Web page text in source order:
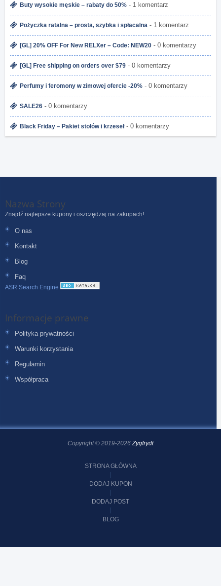
Buty wysokie męskie – rabaty do 50% - 1 komentarz
Pożyczka ratalna – prosta, szybka i spłacalna - 1 komentarz
[GL] 20% OFF For New RELXer – Code: NEW20 - 0 komentarzy
[GL] Free shipping on orders over $79 - 0 komentarzy
Perfumy i feromony w zimowej ofercie -20% - 0 komentarzy
SALE26 - 0 komentarzy
Black Friday – Pakiet stołów i krzeseł- 0 komentarzy
Nazwa Strony
Znajdź najlepsze kupony i oszczędzaj na zakupach!
O nas
Kontakt
Blog
Faq
ASR Search Engine
Informacje prawne
Polityka prywatności
Warunki korzystania
Regulamin
Współpraca
Copyright © 2019-2026Zygfrydt
STRONA GŁÓWNA
DODAJ KUPON
DODAJ POST
BLOG